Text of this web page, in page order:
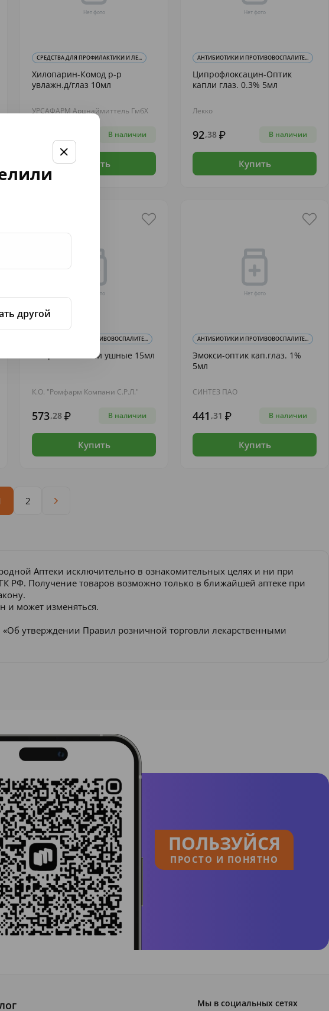
другой
СРЕДСТВА ДЛЯ ПРОФИЛАКТИКИ И ЛЕ...
Хилопарин-Комод р-р
увлажн.д/глаз 10мл
УРСАФАРМ Арцнаймиттель ГмбХ
В наличии
Купить
АНТИБИОТИКИ И ПРОТИВОВОСПАЛИТЕ...
Ципрофлоксацин-Оптик
капли глаз. 0.3% 5мл
Лекко
92,38 В наличии
Купить
АНТИБИОТИКИ И ПРОТИВОВОСПАЛИТЕ...
Отирелакс капли ушные 15мл
К.О. "Ромфарм Компани С.Р.Л."
573,28 В наличии
Купить
АНТИБИОТИКИ И ПРОТИВОВОСПАЛИТЕ...
Эмокси-оптик кап.глаз. 1%
5мл
СИНТЕЗ ПАО
441 ,31 В наличии
Купить
2
Аптеки исключительно в ознакомительных целях и ни при
РФ. Получение товаров возможно только в ближайшей аптеке при
и может изменяться.
утверждении Правил розничной торговли лекарственными
ПОЛЬЗУЙСЯ
ПРОСТО И ПОНЯТНО
Мы в социальных сетях